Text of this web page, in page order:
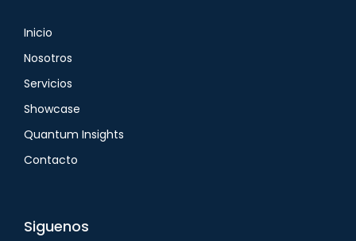
Inicio
Nosotros
Servicios
Showcase
Quantum Insights
Contacto
Siguenos